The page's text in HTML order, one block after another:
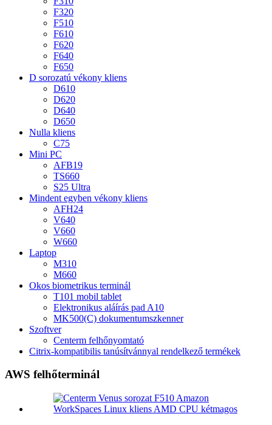
F320
F510
F610
F620
F640
F650
D sorozatú vékony kliens
D610
D620
D640
D650
Nulla kliens
C75
Mini PC
AFB19
TS660
S25 Ultra
Mindent egyben vékony kliens
AFH24
V640
V660
W660
Laptop
M310
M660
Okos biometrikus terminál
T101 mobil tablet
Elektronikus aláírás pad A10
MK500(C) dokumentumszkenner
Szoftver
Centerm felhőnyomtató
Citrix-kompatibilis tanúsítvánnyal rendelkező termékek
AWS felhőterminál